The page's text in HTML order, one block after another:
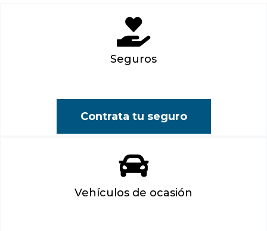
Vehículos de ocasión
Seguros
Contrata tu seguro